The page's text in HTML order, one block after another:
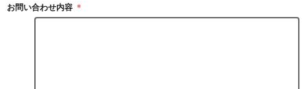
お問い合わせ内容 ＊